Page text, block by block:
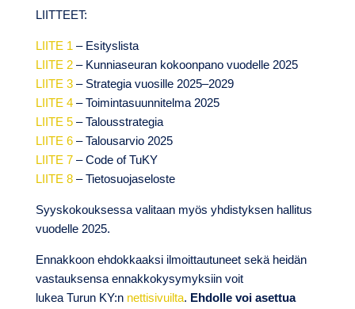
LIITTEET:
LIITE 1 – Esityslista
LIITE 2– Kunniaseuran kokoonpano vuodelle 2025
LIITE 3– Strategia vuosille 2025–2029
LIITE 4– Toimintasuunnitelma 2025
LIITE 5 – Talousstrategia
LIITE 6– Talousarvio 2025
LIITE 7– Code of TuKY
LIITE 8 – Tietosuojaseloste
Syyskokouksessa valitaan myös yhdistyksen hallitus
vuodelle 2025.
Ennakkoon ehdokkaaksi ilmoittautuneet sekä heidän
vastauksensa ennakkokysymyksiin voit
lukea Turun KY:nnettisivuilta. Ehdolle voi asettua